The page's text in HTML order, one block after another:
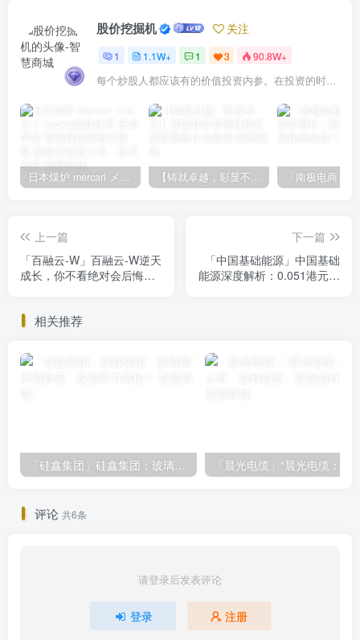
股价挖掘机 关注
1 1.1W+ 1 3 90.8W+
每个炒股人都应该有的价值投资内参。在投资的时候，我们把自己看成是企业分析师——而不是市场分析师，也不是宏观经济分析师，更不是证券分析师。
日本煤炉 mercari メルカリ cookie提取技术 安卓 苹果 雷电模拟器都可提取,指纹浏览器上号。技术支持 【铸就卓越，彰显不凡】顶级财富管理机构专属官网设计与咨询
上一篇
「百融云-W」百融云-W逆天
成长，你不看绝对会后悔的
下一篇
「中国基础能源」中国基础
能源深度解析：0.051港元股
相关推荐
「硅鑫集团」硅鑫集团：玻璃钢市场新宠，投资潜力揭秘！
评论 共6条
请登录后发表评论
登录 注册